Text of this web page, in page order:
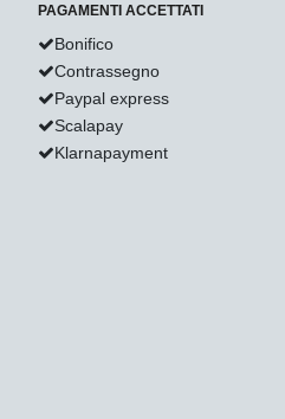
PAGAMENTI ACCETTATI
Bonifico
Contrassegno
Paypal express
Scalapay
Klarnapayment